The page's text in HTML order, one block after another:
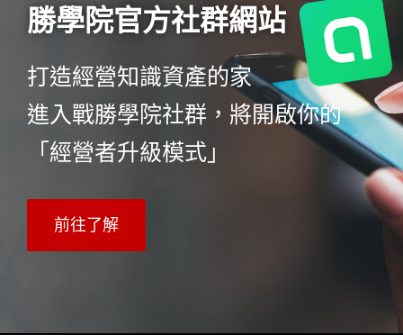
勝學院官方社群網站
打造經營知識資產的家
進入戰勝學院社群，將開啟你的
「經營者升級模式」
前往了解